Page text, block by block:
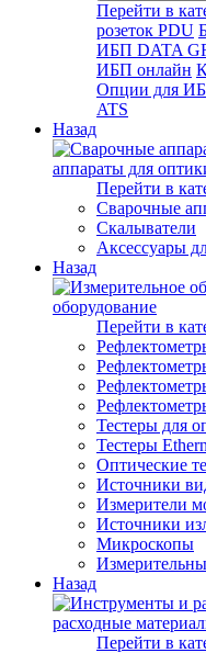
Перейти в
розеток PDU
ИБП DATA
ИБП онлайн
Опции для
ATS
Назад
аппараты для
Перейти в
Сварочные
Скалыватели
Аксессуары
Назад
оборудование
Перейти в
Тестеры для
Тестеры
Оптические
Источники
Измерители
Источники
Микроскопы
Назад
расходные
Перейти в